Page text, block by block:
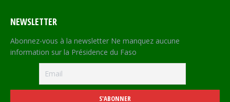
NEWSLETTER
Abonnez-vous à la newsletter Ne manquez aucune
information sur la Présidence du Faso